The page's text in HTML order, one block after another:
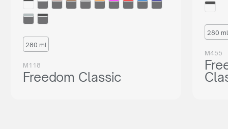
280 ml
M118
Freedom Classic
280 ml
M455